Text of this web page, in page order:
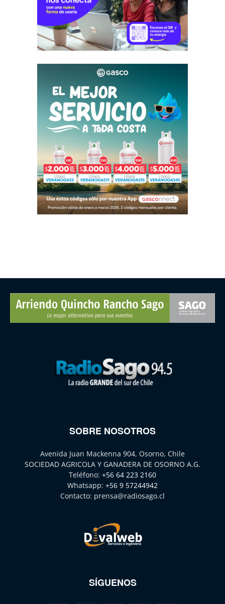
SOBRE NOSOTROS
Avenida Juan Mackenna 904, Osorno, Chile
SOCIEDAD AGRICOLA Y GANADERA DE OSORNO A.G.
Teléfono: +56 64 223 2160
Whatsapp: +56 9 57244942
Contacto: prensa@radiosago.cl
SÍGUENOS